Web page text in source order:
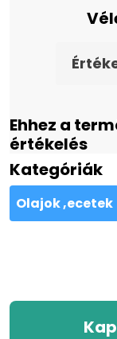
Ehhez a
értékelés
Kategóriák
Olajok ,ecetek